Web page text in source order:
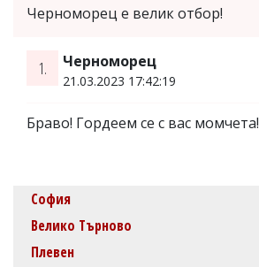
Черноморец е велик отбор!
1. Черноморец
21.03.2023 17:42:19
Браво! Гордеем се с вас момчета!
София
Велико Търново
Плевен